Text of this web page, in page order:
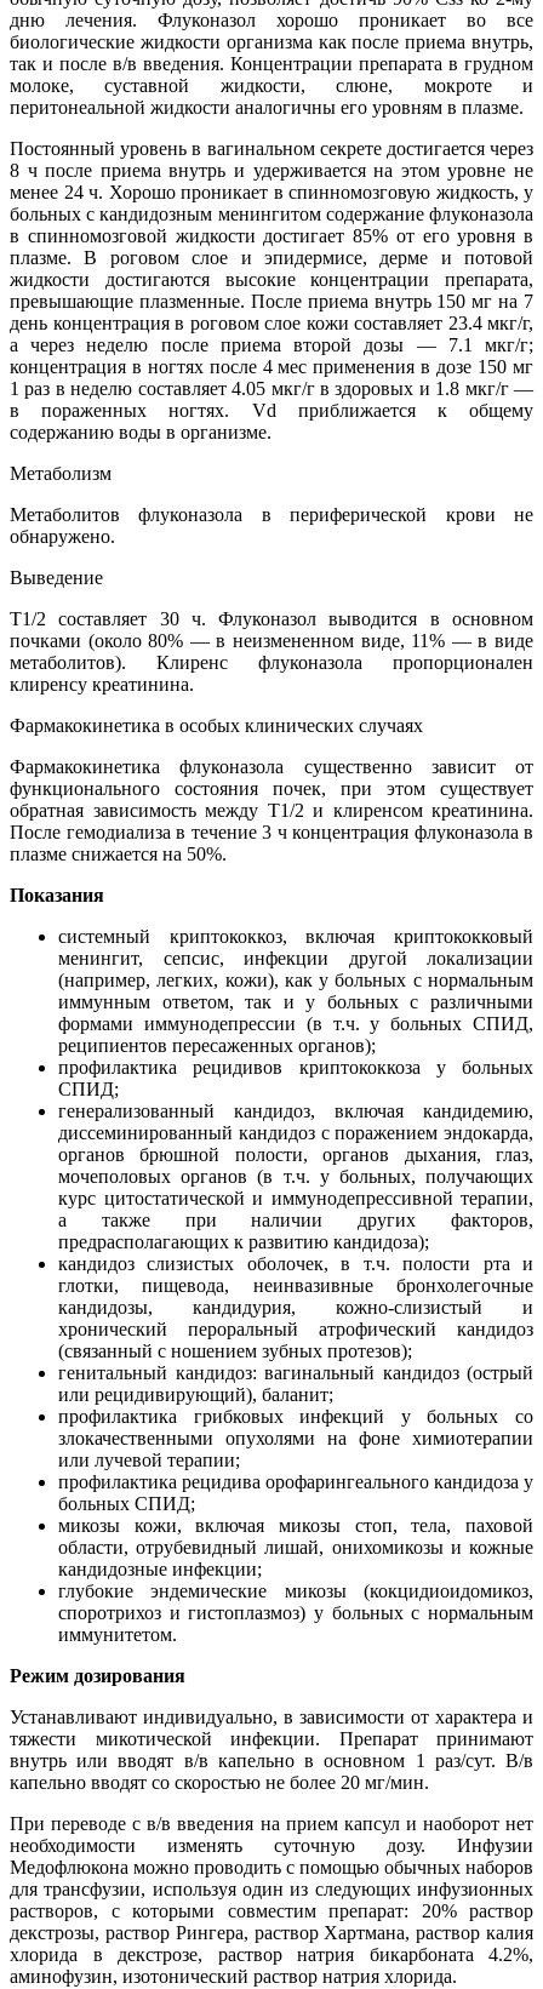
дню лечения. Флуконазол хорошо проникает во все
биологические жидкости организма как после приема внутрь,
так и после в/в введения. Концентрации препарата в грудном
молоке, суставной жидкости, слюне, мокроте и
перитонеальной жидкости аналогичны его уровням в плазме.
Постоянный уровень в вагинальном секрете достигается через
8 ч после приема внутрь и удерживается на этом уровне не
менее 24 ч. Хорошо проникает в спинномозговую жидкость, у
больных с кандидозным менингитом содержание флуконазола
в спинномозговой жидкости достигает 85% от его уровня в
плазме. В роговом слое и эпидермисе, дерме и потовой
жидкости достигаются высокие концентрации препарата,
превышающие плазменные. После приема внутрь 150 мг на 7
день концентрация в роговом слое кожи составляет 23.4 мкг/г,
а через неделю после приема второй дозы — 7.1 мкг/г;
концентрация в ногтях после 4 мес применения в дозе 150 мг
1 раз в неделю составляет 4.05 мкг/г в здоровых и 1.8 мкг/г —
в пораженных ногтях. Vd приближается к общему
содержанию воды в организме.
Метаболизм
Метаболитов флуконазола в периферической крови не
обнаружено.
Выведение
T1/2 составляет 30 ч. Флуконазол выводится в основном
почками (около 80% — в неизмененном виде, 11% — в виде
метаболитов). Клиренс флуконазола пропорционален
клиренсу креатинина.
Фармакокинетика в особых клинических случаях
Фармакокинетика флуконазола существенно зависит от
функционального состояния почек, при этом существует
обратная зависимость между T1/2 и клиренсом креатинина.
После гемодиализа в течение 3 ч концентрация флуконазола в
плазме снижается на 50%.
Показания
системный криптококкоз, включая криптококковый
менингит, сепсис, инфекции другой локализации
(например, легких, кожи), как у больных с нормальным
иммунным ответом, так и у больных с различными
формами иммунодепрессии (в т.ч. у больных СПИД,
реципиентов пересаженных органов);
профилактика рецидивов криптококкоза у больных
СПИД;
генерализованный кандидоз, включая кандидемию,
диссеминированный кандидоз с поражением эндокарда,
органов брюшной полости, органов дыхания, глаз,
мочеполовых органов (в т.ч. у больных, получающих
курс цитостатической и иммунодепрессивной терапии,
а также при наличии других факторов,
предрасполагающих к развитию кандидоза);
кандидоз слизистых оболочек, в т.ч. полости рта и
глотки, пищевода, неинвазивные бронхолегочные
кандидозы, кандидурия, кожно-слизистый и
хронический пероральный атрофический кандидоз
(связанный с ношением зубных протезов);
генитальный кандидоз: вагинальный кандидоз (острый
или рецидивирующий), баланит;
профилактика грибковых инфекций у больных со
злокачественными опухолями на фоне химиотерапии
или лучевой терапии;
профилактика рецидива орофарингеального кандидоза у
больных СПИД;
микозы кожи, включая микозы стоп, тела, паховой
области, отрубевидный лишай, онихомикозы и кожные
кандидозные инфекции;
глубокие эндемические микозы (кокцидиоидомикоз,
споротрихоз и гистоплазмоз) у больных с нормальным
иммунитетом.
Режим дозирования
Устанавливают индивидуально, в зависимости от характера и
тяжести микотической инфекции. Препарат принимают
внутрь или вводят в/в капельно в основном 1 раз/сут. В/в
капельно вводят со скоростью не более 20 мг/мин.
При переводе с в/в введения на прием капсул и наоборот нет
необходимости изменять суточную дозу. Инфузии
Медофлюкона можно проводить с помощью обычных наборов
для трансфузии, используя один из следующих инфузионных
растворов, с которыми совместим препарат: 20% раствор
декстрозы, раствор Рингера, раствор Хартмана, раствор калия
хлорида в декстрозе, раствор натрия бикарбоната 4.2%,
аминофузин, изотонический раствор натрия хлорида.